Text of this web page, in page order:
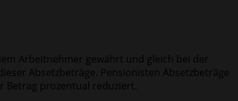
Arbeitnehmer gewährt und gleich bei der
Absetzbeträge. Pensionisten Absetzbeträge
Betrag prozentual reduziert.